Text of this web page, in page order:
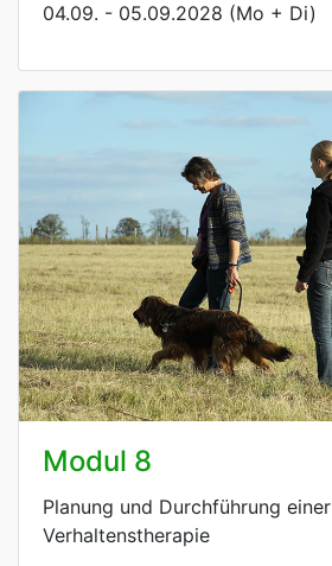
04.09. - 05.09.2028 (Mo + Di)
Modul 8
Planung und Durchführung einer
Verhaltenstherapie